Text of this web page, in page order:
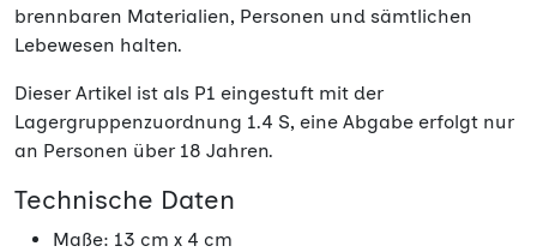
brennbaren Materialien, Personen und sämtlichen
Lebewesen halten.
Dieser Artikel ist als P1 eingestuft mit der
Lagergruppenzuordnung 1.4 S, eine Abgabe erfolgt nur
an Personen über 18 Jahren.
Technische Daten
Maße: 13 cm x 4 cm